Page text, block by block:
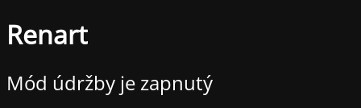
Renart
Mód údržby je zapnutý